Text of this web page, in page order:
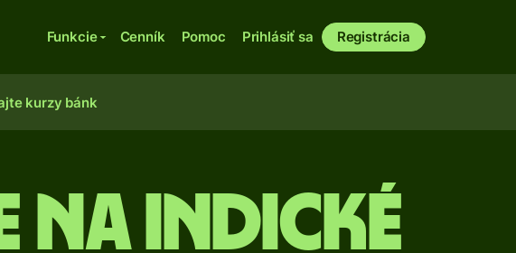
Funkcie Cenník Pomoc Prihlásiť sa Registrácia
kurzy bánk
na indické